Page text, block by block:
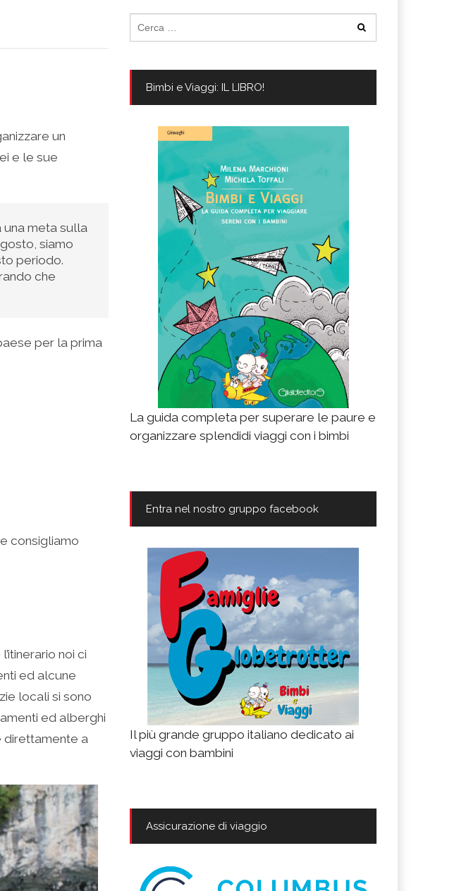
un
e le sue
una meta sulla
siamo
periodo.
che
per la prima
consigliamo
noi ci
ed alcune
locali si sono
ed alberghi
direttamente a
per:
Bimbi e Viaggi: IL LIBRO!
La guida completa per superare le paure e
organizzare splendidi viaggi con i bimbi
Entra nel nostro gruppo facebook
Il più grande gruppo italiano dedicato ai
viaggi con bambini
Assicurazione di viaggio